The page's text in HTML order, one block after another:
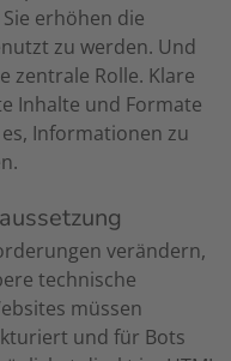
erhöhen die
zu werden. Und
zentrale Rolle. Klare
Inhalte und Formate
Informationen zu
verändern,
technische
müssen
und für Bots